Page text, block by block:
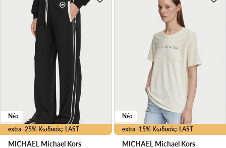
extra -25% Κωδικός: LAST
Νέα
MICHAEL Michael Kors
extra -15% Κωδικός: LAST
Νέα
MICHAEL Michael Kors